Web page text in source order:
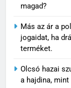
magad?
Más az ár a
jogaidat, ha
terméket.
Olcsó hazai
a hajdina,